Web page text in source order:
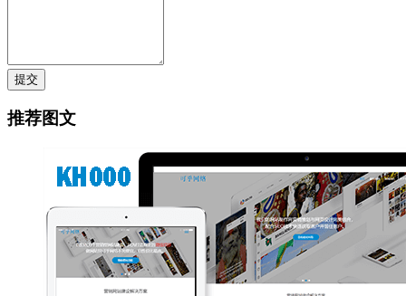
提交
推荐图文